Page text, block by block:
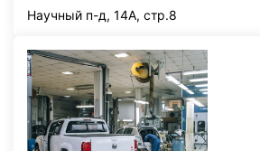
Научный п-д, 14А, стр.8